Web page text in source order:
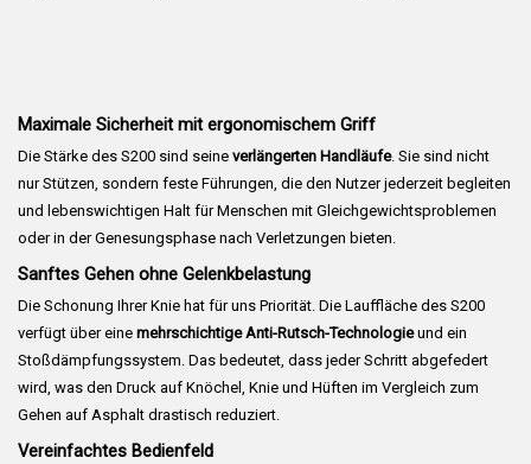
Maximale Sicherheit mit ergonomischem Griff
Die Stärke des S200 sind seine verlängerten Handläufe. Sie sind nicht
nur Stützen, sondern feste Führungen, die den Nutzer jederzeit begleiten
und lebenswichtigen Halt für Menschen mit Gleichgewichtsproblemen
oder in der Genesungsphase nach Verletzungen bieten.
Sanftes Gehen ohne Gelenkbelastung
Die Schonung Ihrer Knie hat für uns Priorität. Die Lauffläche des S200
verfügt über eine mehrschichtige Anti-Rutsch-Technologieund ein
Stoßdämpfungssystem. Das bedeutet, dass jeder Schritt abgefedert
wird, was den Druck auf Knöchel, Knie und Hüften im Vergleich zum
Gehen auf Asphalt drastisch reduziert.
Vereinfachtes Bedienfeld